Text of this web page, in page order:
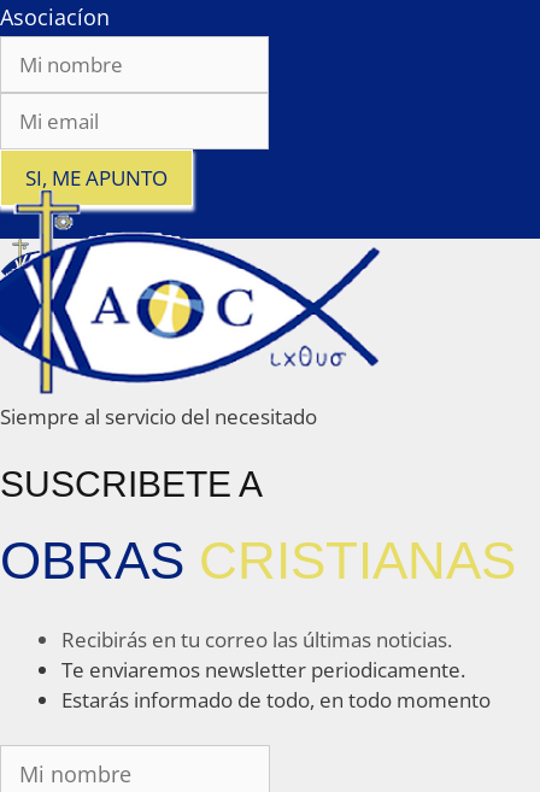
Asociacíon
SI, ME APUNTO
Siempre al servicio del necesitado
SUSCRIBETE A
OBRAS CRISTIANAS
Recibirás en tu correo las últimas noticias.
Te enviaremos newsletter periodicamente.
Estarás informado de todo, en todo momento